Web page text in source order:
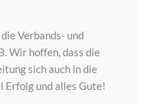
Verbands- und
Wir hoffen, dass die
sich auch in die
Erfolg und alles Gute!